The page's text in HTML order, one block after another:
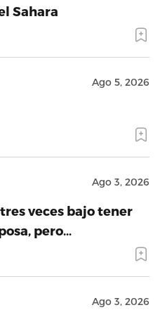
Sahara
Ago 5, 2026
Ago 3, 2026
veces bajo tener
pero…
Ago 3, 2026